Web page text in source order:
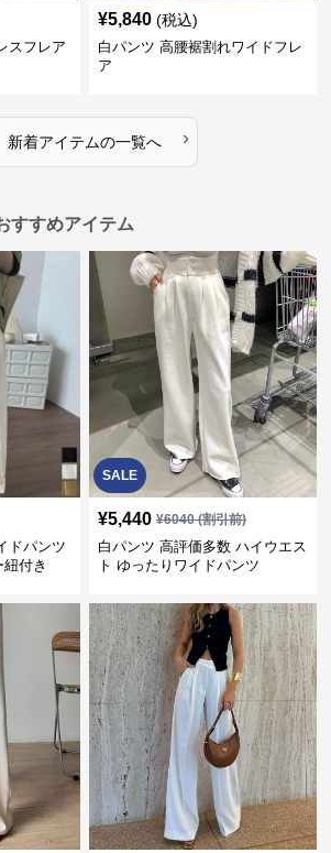
スフレア
¥5,840 (税込)
白パンツ 高腰裾割れワイドフレ
ア
新着アイテムの一覧へ ›
すすめアイテム
ドパンツ
付き
SALE
¥5,440 ¥6040(割引前)
白パンツ 高評価多数 ハイウエス
ト ゆったりワイドパンツ